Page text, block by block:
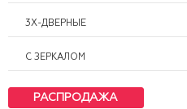
3Х-ДВЕРНЫЕ
С ЗЕРКАЛОМ
РАСПРОДАЖА